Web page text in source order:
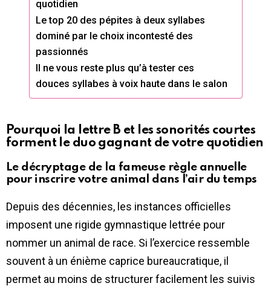
quotidien
Le top 20 des pépites à deux syllabes
dominé par le choix incontesté des
passionnés
Il ne vous reste plus qu’à tester ces
douces syllabes à voix haute dans le salon
Pourquoi la lettre B et les sonorités courtes
forment le duo gagnant de votre quotidien
Le décryptage de la fameuse règle annuelle
pour inscrire votre animal dans l’air du temps
Depuis des décennies, les instances officielles
imposent une rigide gymnastique lettrée pour
nommer un animal de race. Si l’exercice ressemble
souvent à un énième caprice bureaucratique, il
permet au moins de structurer facilement les suivis